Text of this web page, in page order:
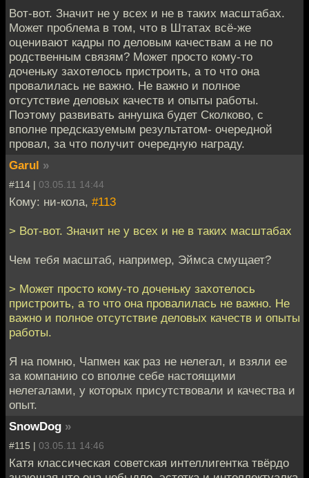
Вот-вот. Значит не у всех и не в таких масштабах.
Может проблема в том, что в Штатах всё-же
оценивают кадры по деловым качествам а не по
родственным связям? Может просто кому-то
доченьку захотелось пристроить, а то что она
провалилась не важно. Не важно и полное
отсутствие деловых качеств и опыты работы.
Поэтому развивать аннушка будет Сколково, с
вполне предсказуемым результатом- очередной
провал, за что получит очередную награду.
Garul »
#114 | 03.05.11 14:44
Кому: ни-кола, #113
> Вот-вот. Значит не у всех и не в таких масштабах
Чем тебя масштаб, например, Эймса смущает?
> Может просто кому-то доченьку захотелось
пристроить, а то что она провалилась не важно. Не
важно и полное отсутствие деловых качеств и опыты
работы.
Я на помню, Чапмен как раз не нелегал, и взяли ее
за компанию со вполне себе настоящими
нелегалами, у которых присутствовали и качества и
опыт.
SnowDog »
#115 | 03.05.11 14:46
Катя классическая советская интеллигентка твёрдо